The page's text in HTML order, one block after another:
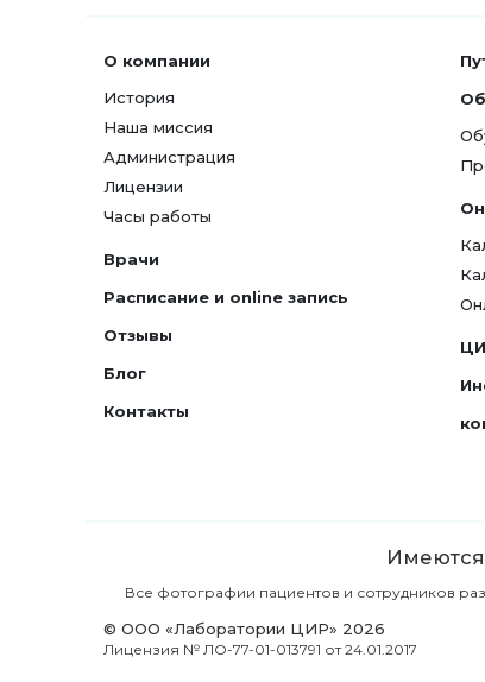
О компании
История
Наша миссия
Администрация
Лицензии
Часы работы
Врачи
Расписание и online запись
Отзывы
Блог
Контакты
Имеются
Все фотографии пациентов и сотрудников
© ООО «Лаборатории ЦИР» 2026
Лицензия № ЛО-77-01-013791 от 24.01.2017